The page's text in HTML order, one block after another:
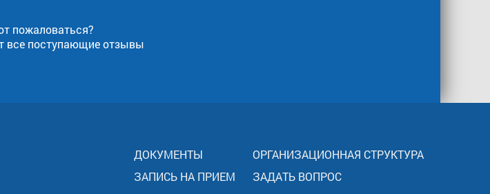
пожаловаться?
все поступающие отзывы
ДОКУМЕНТЫ
ОРГАНИЗАЦИОННАЯ СТРУКТУРА
ЗАПИСЬ НА ПРИЕМ
ЗАДАТЬ ВОПРОС